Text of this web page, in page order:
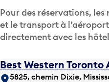
Pour des réservations,
et le transport à
directement avec les
Best Western
5825, chemin Dixie,